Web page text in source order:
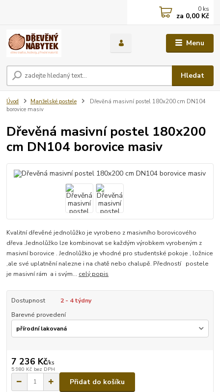
Menu
Hledat
0 ks
za 0,00 Kč
Úvod Manželské postele
Dřevěná masivní postel 180x200 cm DN104
borovice masiv
Dřevěná masivní postel 180x200
cm DN104 borovice masiv
Kvalitní dřevěné jednolůžko je vyrobeno z masivního borovicového
dřeva .Jednolůžko lze kombinovat se každým výrobkem vyrobeným z
masivní borovice . Jednolůžko je vhodné pro studentské pokoje , ložnice
,ale své uplatnění nalezne i na chatě nebo chalupě. Předností postele
je masivní rám a i svým... celý popis
Dostupnost
2 - 4 týdny
Barevné provedení
7 236 Kč/ks
5 980 Kč bez DPH
Přidat do košíku